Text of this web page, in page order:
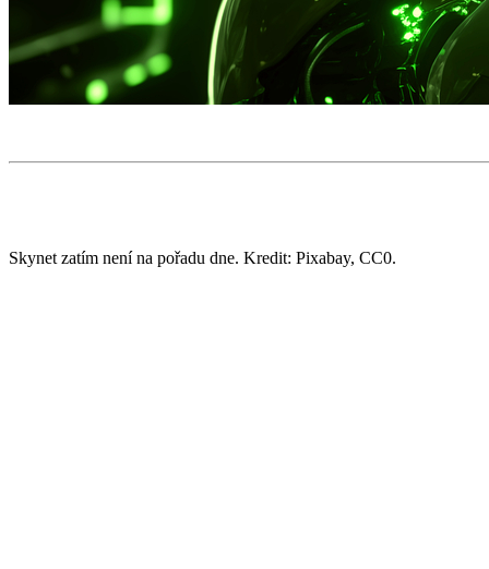
Skynet zatím není na pořadu dne. Kredit: Pixabay, CC0.